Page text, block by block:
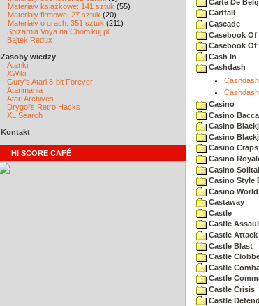
Materiały książkowe: 141 sztuk (55)
Materiały firmowe: 27 sztuk (20)
Materiały o grach: 351 sztuk (211)
Spiżarnia Voya na Chomikuj.pl
Bajtek Redux
Zasoby wiedzy
Atariki
XWiki
Gury's Atari 8-bit Forever
Atarimania
Atari Archives
Drygol's Retro Hacks
XL Search
Kontakt
HI SCORE CAFÉ
Carte De
Cartfall
Cascade
Casebook Of
Casebook Of
Cash In
Cashdash
Casino
Casino
Casino
Casino
Casino
Casino
Casino
Casino Style
Casino World
Castaway
Castle
Castle
Castle Attack
Castle Blast
Castle
Castle
Castle
Castle Crisis
Castle